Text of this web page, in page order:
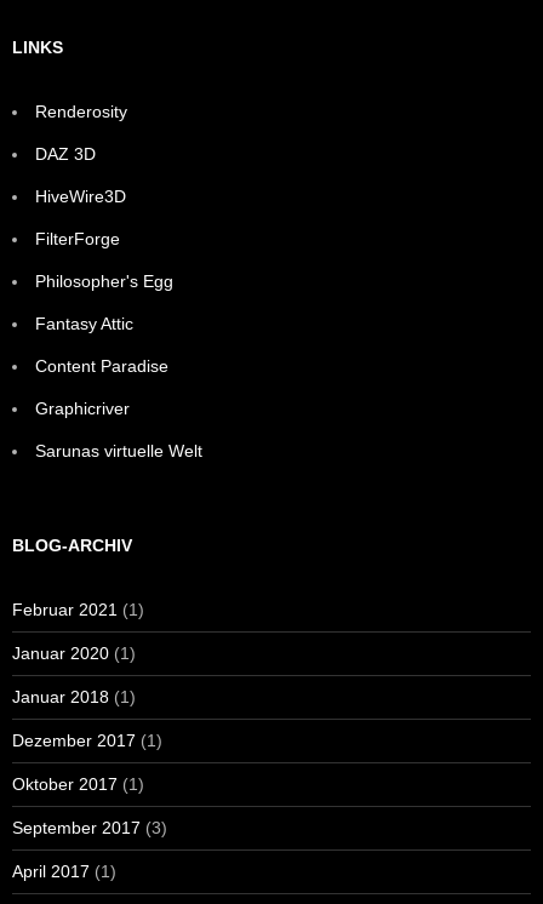
LINKS
Renderosity
DAZ 3D
HiveWire3D
FilterForge
Philosopher's Egg
Fantasy Attic
Content Paradise
Graphicriver
Sarunas virtuelle Welt
BLOG-ARCHIV
Februar 2021 (1)
Januar 2020 (1)
Januar 2018 (1)
Dezember 2017 (1)
Oktober 2017 (1)
September 2017 (3)
April 2017 (1)